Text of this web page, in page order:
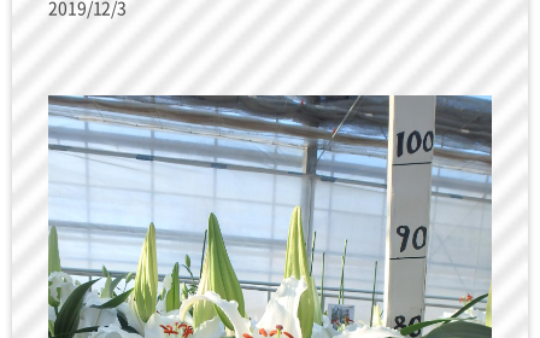
2019/12/3